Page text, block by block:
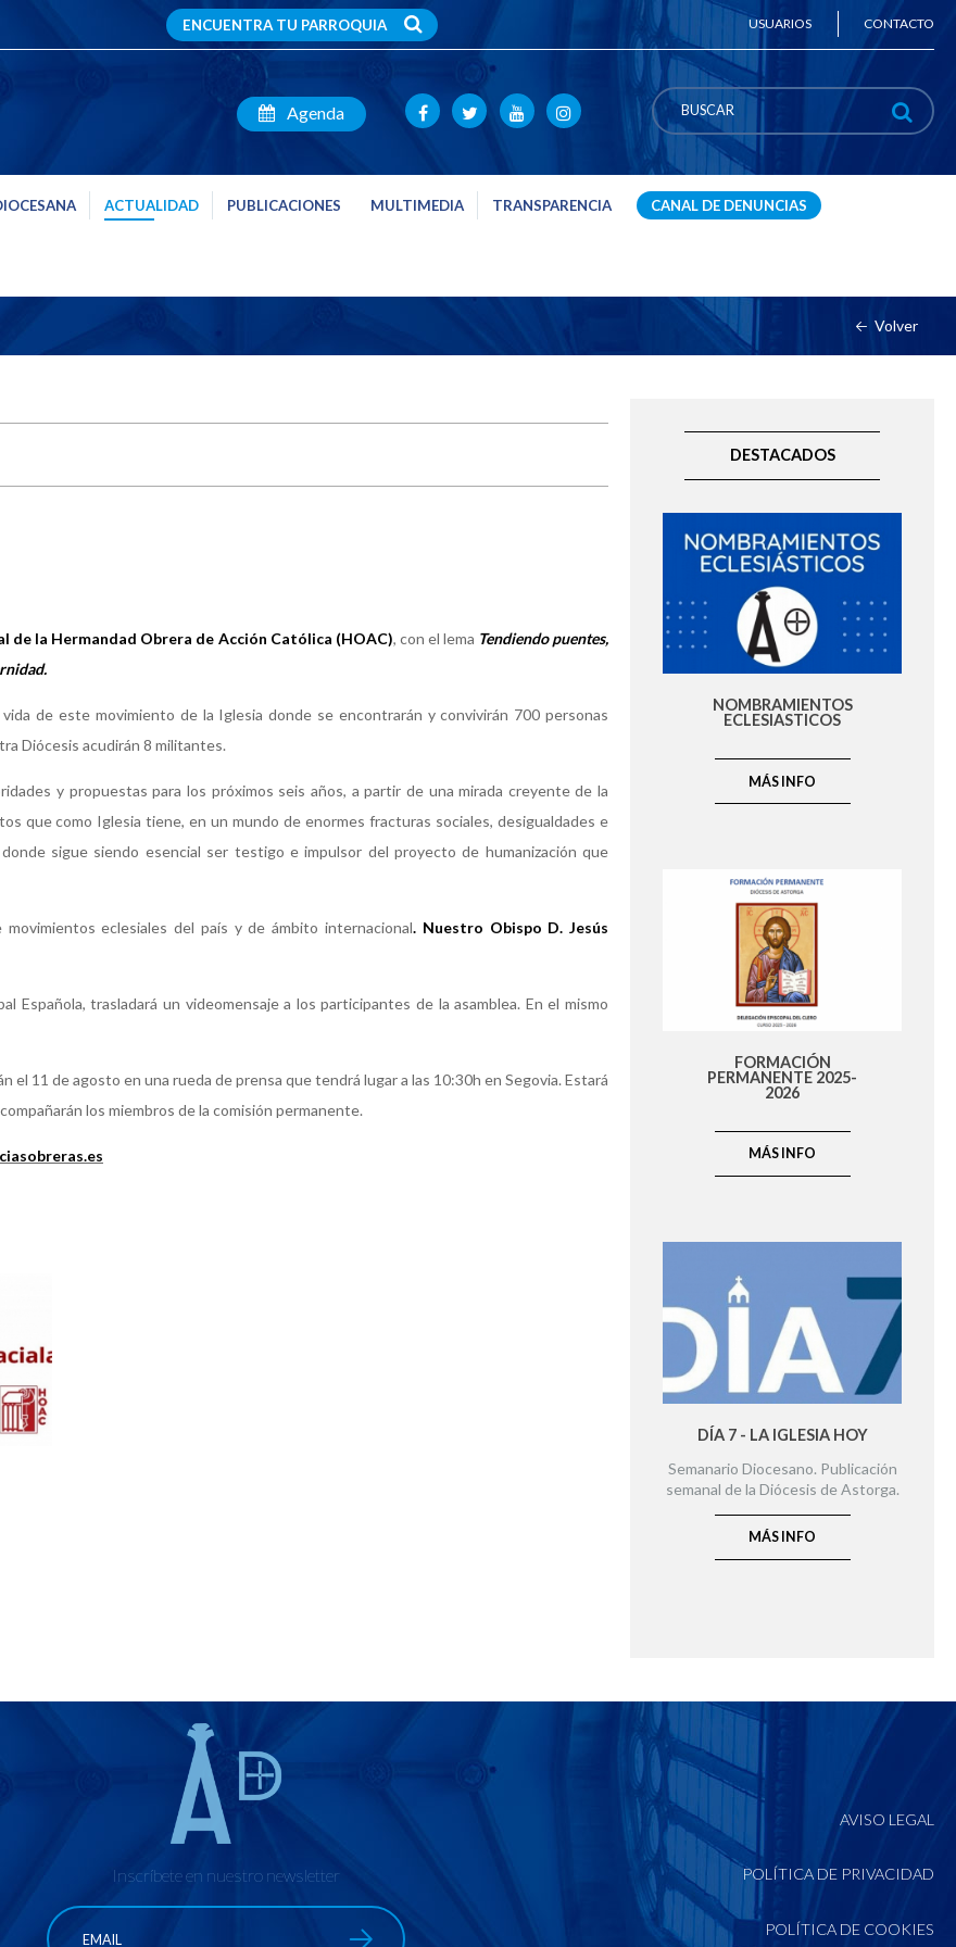
USUARIOS CONTACTO
ENCUENTRA TU PARROQUIA
Agenda
ACTUALIDAD PUBLICACIONES MULTIMEDIA TRANSPARENCIA CANAL DE DENUNCIAS
Volver
de la Hermandad Obrera de Acción Católica (HOAC), con el lema Tendiendo puentes,
de este movimiento de la Iglesia donde se encontrarán y convivirán 700 personas
Diócesis acudirán 8 militantes.
y propuestas para los próximos seis años, a partir de una mirada creyente de la
que como Iglesia tiene, en un mundo de enormes fracturas sociales, desigualdades e
sigue siendo esencial ser testigo e impulsor del proyecto de humanización que
eclesiales del país y de ámbito internacional. Nuestro Obispo D. Jesús
Española, trasladará un videomensaje a los participantes de la asamblea. En el mismo
11 de agosto en una rueda de prensa que tendrá lugar a las 10:30h en Segovia. Estará
los miembros de la comisión permanente.
DESTACADOS
NOMBRAMIENTOS
ECLESIASTICOS
MÁS INFO
FORMACIÓN
PERMANENTE 2025-
2026
MÁS INFO
DÍA 7 - LA IGLESIA HOY
Semanario Diocesano. Publicación
semanal de la Diócesis de Astorga.
MÁS INFO
Inscríbete en nuestro newsletter
AVISO LEGAL
POLÍTICA DE PRIVACIDAD
POLÍTICA DE COOKIES